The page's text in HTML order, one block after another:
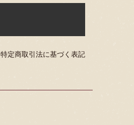
特定商取引法に基づく表記